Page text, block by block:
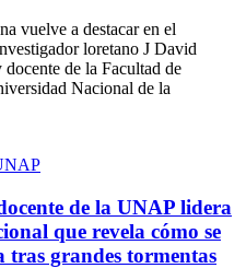
vuelve a destacar en el
loretano J David
de la Facultad de
Nacional de la
de la UNAP lidera
que revela cómo se
tras grandes tormentas